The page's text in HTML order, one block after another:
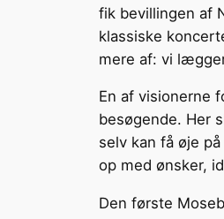
fik bevillingen af
klassiske
mere af: vi
En af visionerne
besøgende. Her
selv kan få øje
op med ønsker,
Den første